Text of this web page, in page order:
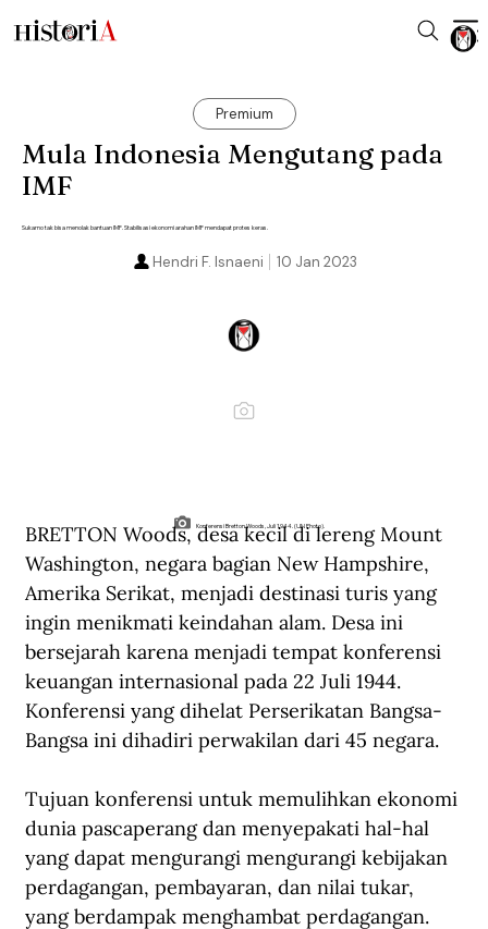
Premium
Mula Indonesia Mengutang pada
IMF
Sukarno tak bisa menolak bantuan IMF. Stabilisasi ekonomi arahan IMF mendapat protes keras.
10 Jan 2023
Hendri F. Isnaeni
Konferensi Bretton Woods, Juli 1944. (UN Photo).
BRETTON Woods, desa kecil di lereng Mount
Washington, negara bagian New Hampshire,
Amerika Serikat, menjadi destinasi turis yang
ingin menikmati keindahan alam. Desa ini
bersejarah karena menjadi tempat konferensi
keuangan internasional pada 22 Juli 1944.
Konferensi yang dihelat Perserikatan Bangsa-
Bangsa ini dihadiri perwakilan dari 45 negara.
Tujuan konferensi untuk memulihkan ekonomi
dunia pascaperang dan menyepakati hal-hal
yang dapat mengurangi mengurangi kebijakan
perdagangan, pembayaran, dan nilai tukar,
yang berdampak menghambat perdagangan.